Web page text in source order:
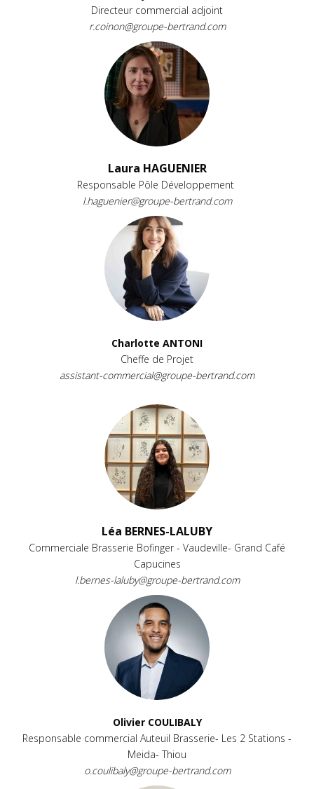
Directeur commercial adjoint
r.coinon@groupe-bertrand.com
Laura HAGUENIER
Responsable Pôle Développement
l.haguenier@groupe-bertrand.com
Charlotte ANTONI
Cheffe de Projet
assistant-commercial@groupe-bertrand.com
Léa BERNES-LALUBY
Commerciale Brasserie Bofinger - Vaudeville- Grand Café
Capucines
l.bernes-laluby@groupe-bertrand.com
Olivier COULIBALY
Responsable commercial Auteuil Brasserie- Les 2 Stations -
Meida- Thiou
o.coulibaly@groupe-bertrand.com